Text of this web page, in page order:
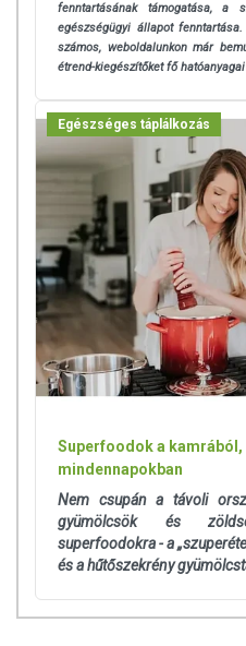
fenntartásának támogatása,
egészségügyi állapot
számos, weboldalunkon már
étrend-kiegészítőket fő
Egészséges táplálkozás
Superfoodok a
mindennapokban
Nem csupán a távoli
gyümölcsök és
superfoodokra - a
és a hűtőszekrény